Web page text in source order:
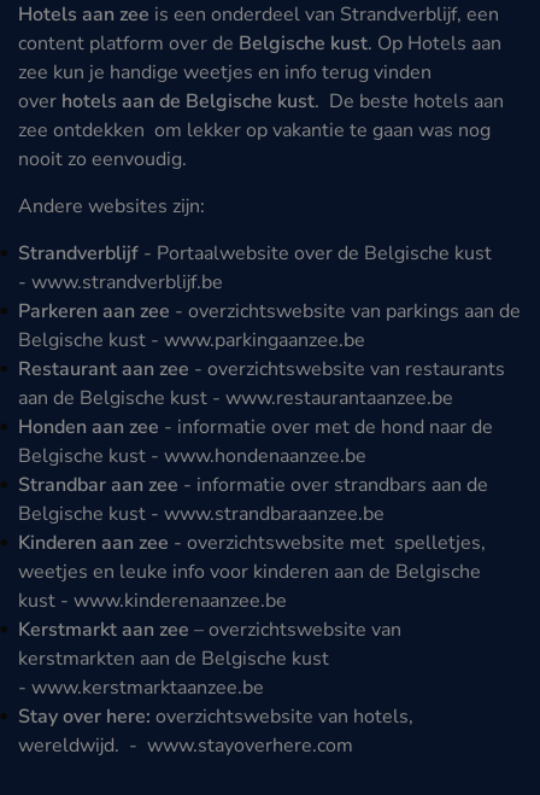
Hotels aan zee is een onderdeel van Strandverblijf, een
content platform over de Belgische kust. Op Hotels aan
zee kun je handige weetjes en info terug vinden
over hotels aan de Belgische kust. De beste hotels aan
zee ontdekken om lekker op vakantie te gaan was nog
nooit zo eenvoudig.
Andere websites zijn:
Strandverblijf - Portaalwebsite over de Belgische kust
- www.strandverblijf.be
Parkeren aan zee - overzichtswebsite van parkings aan de
Belgische kust - www.parkingaanzee.be
Restaurant aan zee - overzichtswebsite van restaurants
aan de Belgische kust - www.restaurantaanzee.be
Honden aan zee - informatie over met de hond naar de
Belgische kust - www.hondenaanzee.be
Strandbar aan zee - informatie over strandbars aan de
Belgische kust - www.strandbaraanzee.be
Kinderen aan zee - overzichtswebsite met spelletjes,
weetjes en leuke info voor kinderen aan de Belgische
kust - www.kinderenaanzee.be
Kerstmarkt aan zee – overzichtswebsite van
kerstmarkten aan de Belgische kust
- www.kerstmarktaanzee.be
Stay over here: overzichtswebsite van hotels,
wereldwijd. - www.stayoverhere.com